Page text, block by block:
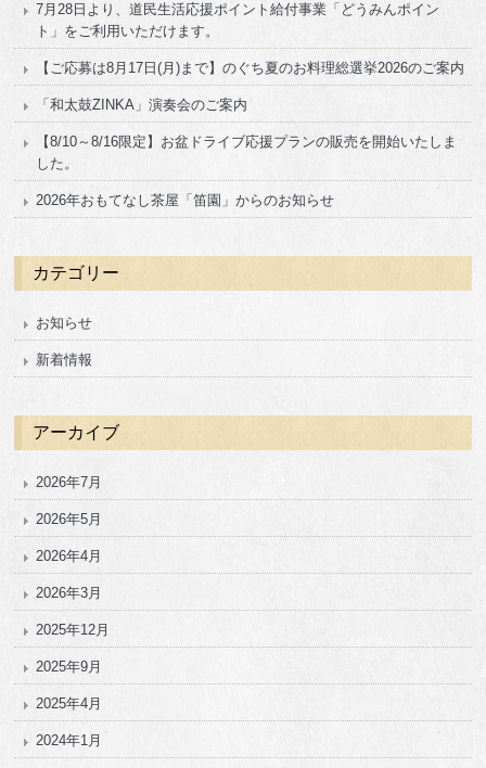
7月28日より、道民生活応援ポイント給付事業「どうみんポイン
ト」をご利用いただけます。
【ご応募は8月17日(月)まで】のぐち夏のお料理総選挙2026のご案内
「和太鼓ZINKA」演奏会のご案内
【8/10～8/16限定】お盆ドライブ応援プランの販売を開始いたしま
した。
2026年おもてなし茶屋「笛園」からのお知らせ
カテゴリー
お知らせ
新着情報
アーカイブ
2026年7月
2026年5月
2026年4月
2026年3月
2025年12月
2025年9月
2025年4月
2024年1月